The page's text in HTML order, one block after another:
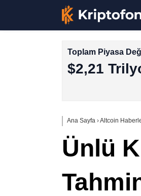
Toplam Piyasa
$2,21
Ana Sayfa ›Altcoin
Ünlü